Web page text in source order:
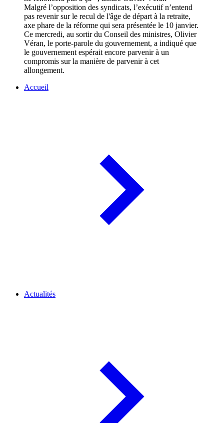
Malgré l’opposition des syndicats, l’exécutif n’entend
pas revenir sur le recul de l'âge de départ à la retraite,
axe phare de la réforme qui sera présentée le 10 janvier.
Ce mercredi, au sortir du Conseil des ministres, Olivier
Véran, le porte-parole du gouvernement, a indiqué que
le gouvernement espérait encore parvenir à un
compromis sur la manière de parvenir à cet
allongement.
Accueil
Actualités